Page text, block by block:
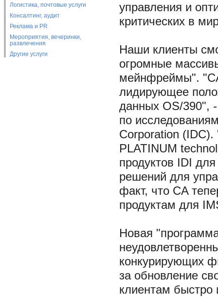
Логистика, почтовые услуги
Консалтинг, аудит
Реклама и PR
Мероприятия, вечеринки,
развлечения
Другие услуги
управления и
критических в
Наши клиенты
огромные
мейнфреймы".
лидирующее
данных OS/390",
по
Corporation
PLATINUM
продуктов IDI
решений для
факт, что CA
продуктам для
Новая
конкурирующих
за обновление
клиентам быстро